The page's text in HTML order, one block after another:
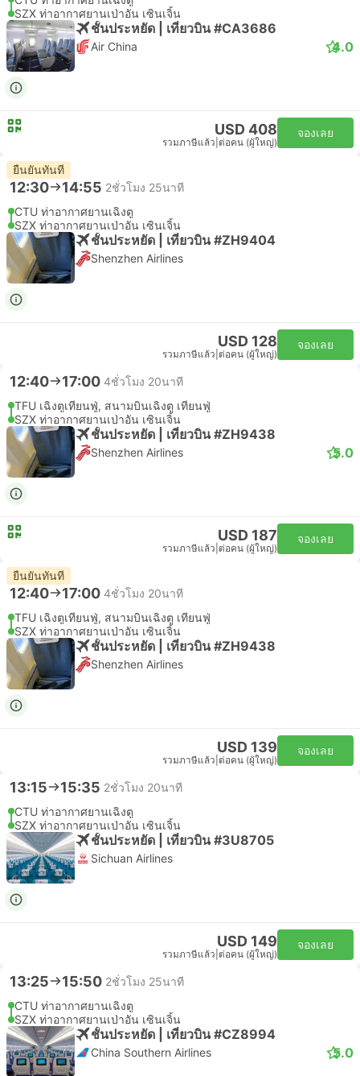
SZX ท่าอากาศยานเป่าอัน เซินเจิ้น
ชั้นประหยัด | เที่ยวบิน #CA3686
Air China 4.0
USD 408
รวมภาษีแล้ว ต่อคน (ผู้ใหญ่)
จองเลย
ยืนยันทันที
12:30 14:55 2ชั่วโมง 25นาที
CTU ท่าอากาศยานเฉิงตู
SZX ท่าอากาศยานเป่าอัน เซินเจิ้น
ชั้นประหยัด | เที่ยวบิน #ZH9404
Shenzhen Airlines
USD 128
รวมภาษีแล้ว ต่อคน (ผู้ใหญ่)
จองเลย
12:40 17:00 4ชั่วโมง 20นาที
TFU เฉิงตูเทียนฟู่, สนามบินเฉิงตู เทียนฟู่
SZX ท่าอากาศยานเป่าอัน เซินเจิ้น
ชั้นประหยัด | เที่ยวบิน #ZH9438
Shenzhen Airlines 5.0
USD 187
รวมภาษีแล้ว ต่อคน (ผู้ใหญ่)
จองเลย
ยืนยันทันที
12:40 17:00 4ชั่วโมง 20นาที
TFU เฉิงตูเทียนฟู่, สนามบินเฉิงตู เทียนฟู่
SZX ท่าอากาศยานเป่าอัน เซินเจิ้น
ชั้นประหยัด | เที่ยวบิน #ZH9438
Shenzhen Airlines
USD 139
รวมภาษีแล้ว ต่อคน (ผู้ใหญ่)
จองเลย
13:15 15:35 2ชั่วโมง 20นาที
CTU ท่าอากาศยานเฉิงตู
SZX ท่าอากาศยานเป่าอัน เซินเจิ้น
ชั้นประหยัด | เที่ยวบิน #3U8705
Sichuan Airlines
USD 149
รวมภาษีแล้ว ต่อคน (ผู้ใหญ่)
จองเลย
13:25 15:50 2ชั่วโมง 25นาที
CTU ท่าอากาศยานเฉิงตู
SZX ท่าอากาศยานเป่าอัน เซินเจิ้น
ชั้นประหยัด | เที่ยวบิน #CZ8994
China Southern Airlines 5.0